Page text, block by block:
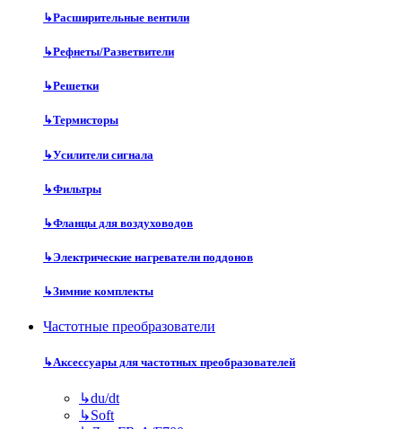
↳Расширительные вентили
↳Рефнеты/Разветвители
↳Решетки
↳Термисторы
↳Усилители сигнала
↳Фильтры
↳Фланцы для воздуховодов
↳Электрические нагреватели поддонов
↳Зимние комплекты
Частотные преобразователи
↳Аксессуары для частотных преобразователей
↳du/dt
↳Soft